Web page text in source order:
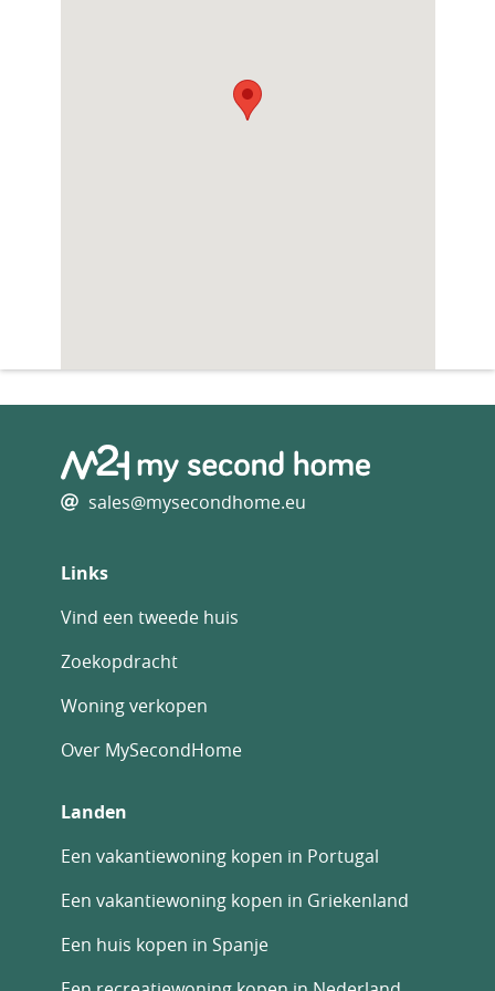
sales@mysecondhome.eu
Links
Vind een tweede huis
Zoekopdracht
Woning verkopen
Over MySecondHome
Landen
Een vakantiewoning kopen in Portugal
Een vakantiewoning kopen in Griekenland
Een huis kopen in Spanje